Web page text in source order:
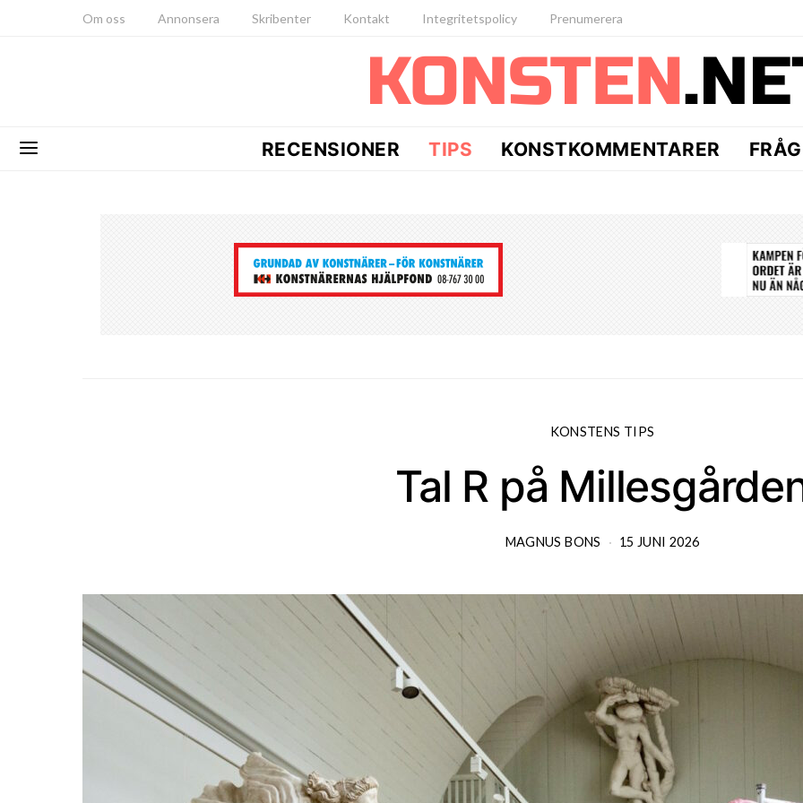
Om oss Annonsera Skribenter Kontakt Integritetspolicy Prenumerera
RECENSIONER TIPS KONSTKOMMENTARER
KONSTENS TIPS
Tal R på
MAGNUS BONS 15 JUNI 2026